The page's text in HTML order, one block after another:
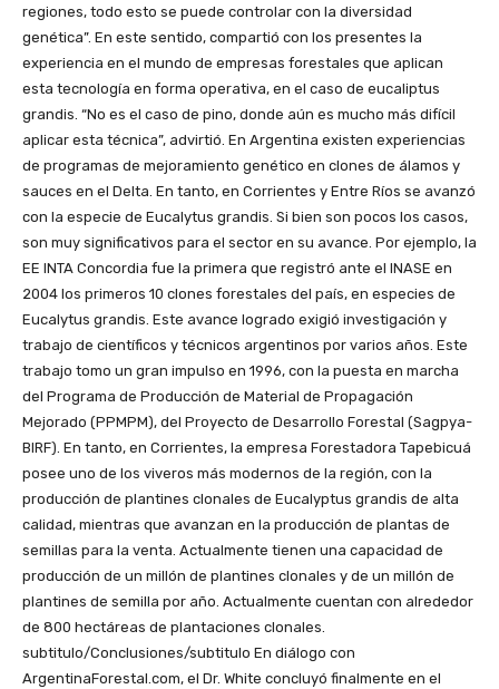
regiones, todo esto se puede controlar con la diversidad
genética”. En este sentido, compartió con los presentes la
experiencia en el mundo de empresas forestales que aplican
esta tecnología en forma operativa, en el caso de eucaliptus
grandis. “No es el caso de pino, donde aún es mucho más difícil
aplicar esta técnica”, advirtió. En Argentina existen experiencias
de programas de mejoramiento genético en clones de álamos y
sauces en el Delta. En tanto, en Corrientes y Entre Ríos se avanzó
con la especie de Eucalytus grandis. Si bien son pocos los casos,
son muy significativos para el sector en su avance. Por ejemplo, la
EE INTA Concordia fue la primera que registró ante el INASE en
2004 los primeros 10 clones forestales del país, en especies de
Eucalytus grandis. Este avance logrado exigió investigación y
trabajo de científicos y técnicos argentinos por varios años. Este
trabajo tomo un gran impulso en 1996, con la puesta en marcha
del Programa de Producción de Material de Propagación
Mejorado (PPMPM), del Proyecto de Desarrollo Forestal (Sagpya-
BIRF). En tanto, en Corrientes, la empresa Forestadora Tapebicuá
posee uno de los viveros más modernos de la región, con la
producción de plantines clonales de Eucalyptus grandis de alta
calidad, mientras que avanzan en la producción de plantas de
semillas para la venta. Actualmente tienen una capacidad de
producción de un millón de plantines clonales y de un millón de
plantines de semilla por año. Actualmente cuentan con alrededor
de 800 hectáreas de plantaciones clonales.
subtitulo/Conclusiones/subtitulo En diálogo con
ArgentinaForestal.com, el Dr. White concluyó finalmente en el